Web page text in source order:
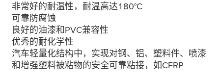
非常好的耐温性，耐温高达180°C
可靠防腐蚀
良好的油漆和PVC兼容性
优秀的耐化学性
汽车轻量化结构中，实现对钢、铝、塑料件、喷漆
和增强塑料被粘物的安全可靠粘接，如CFRP